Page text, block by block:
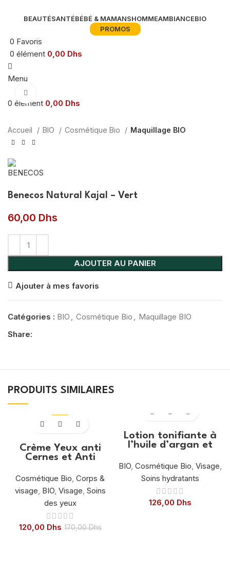
BEAUTÉSANTÉBÉBÉ & MAMANSHOMMEAMBIANCEBIO
PROMOS
0 Favoris
0 élément 0,00 Dhs
Menu
0 élément 0,00 Dhs
Accueil BIO Cosmétique Bio Maquillage BIO
Benecos Natural Kajal – Vert
60,00 Dhs
AJOUTER AU PANIER
Ajouter à mes favoris
Catégories : BIO , Cosmétique Bio , Maquillage BIO
Share:
PRODUITS SIMILAIRES
-29%
Crème Yeux anti
Cernes et Anti
Cosmétique Bio, Corps &
visage, BIO, Visage, Soins
des yeux
120,00 Dhs 170,00Dhs
Lotion tonifiante à
l’huile d’argan et
BIO, Cosmétique Bio, Visage,
Soins hydratants
126,00 Dhs